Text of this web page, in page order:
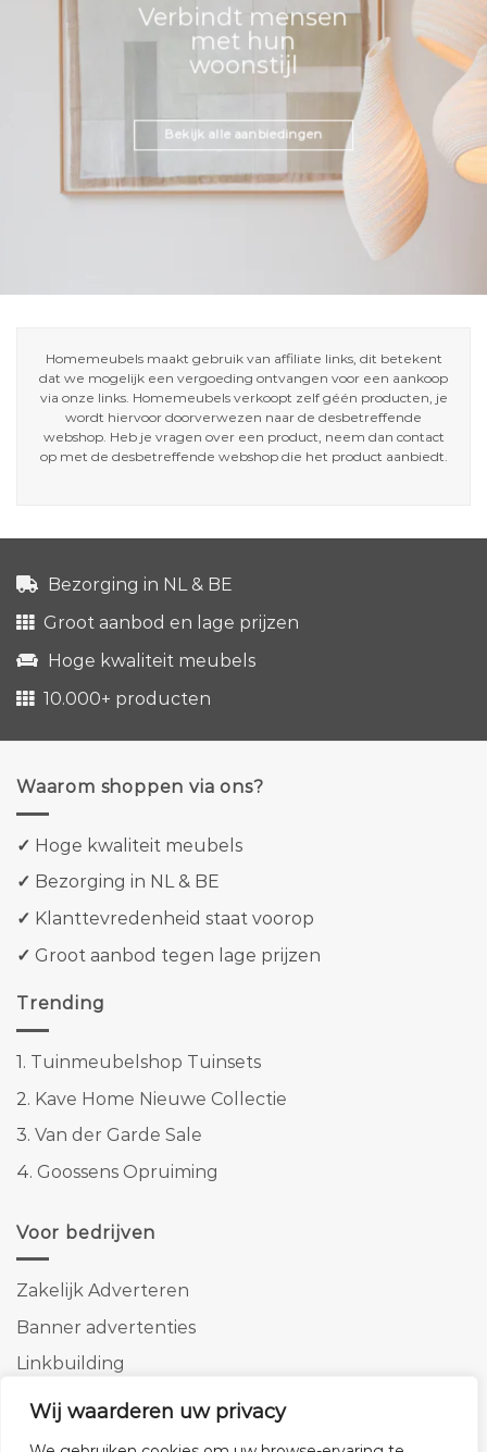
Wij waarderen uw privacy
Verbindt mensen
met hun
woonstijl
Bekijk alle aanbiedingen
Homemeubels maakt gebruik van affiliate links, dit betekent
dat we mogelijk een vergoeding ontvangen voor een aankoop
via onze links. Homemeubels verkoopt zelf géén producten, je
wordt hiervoor doorverwezen naar de desbetreffende
webshop. Heb je vragen over een product, neem dan contact
op met de desbetreffende webshop die het product aanbiedt.
Bezorging in NL & BE
Groot aanbod en lage prijzen
Hoge kwaliteit meubels
10.000+ producten
Waarom shoppen via ons?
✓ Hoge kwaliteit meubels
✓ Bezorging in NL & BE
✓ Klanttevredenheid staat voorop
✓ Groot aanbod tegen lage prijzen
Trending
1. Tuinmeubelshop Tuinsets
2. Kave Home Nieuwe Collectie
3. Van der Garde Sale
4. Goossens Opruiming
Voor bedrijven
Zakelijk Adverteren
Banner advertenties
Linkbuilding
SEO copywriting